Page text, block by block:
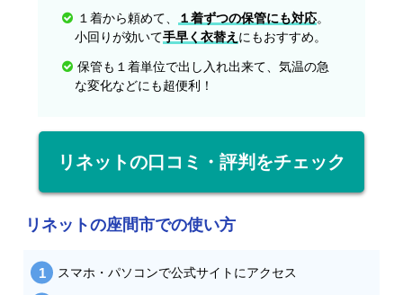
１着から頼めて、 １着ずつの保管にも対応。
小回りが効いて手早く衣替え にもおすすめ。
保管も１着単位で出し入れ出来て、気温の急
な変化などにも超便利！
リネットの口コミ・評判をチェック
リネットの座間市での使い方
スマホ・パソコンで公式サイトにアクセス